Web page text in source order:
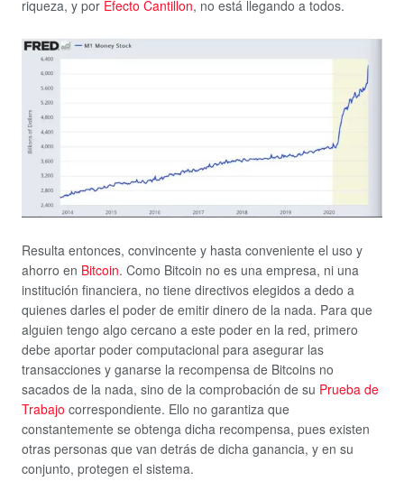
riqueza, y por Efecto Cantillon, no está llegando a todos.
Resulta entonces, convincente y hasta conveniente el uso y
ahorro en Bitcoin. Como Bitcoin no es una empresa, ni una
institución financiera, no tiene directivos elegidos a dedo a
quienes darles el poder de emitir dinero de la nada. Para que
alguien tengo algo cercano a este poder en la red, primero
debe aportar poder computacional para asegurar las
transacciones y ganarse la recompensa de Bitcoins no
sacados de la nada, sino de la comprobación de su Prueba de
Trabajo correspondiente. Ello no garantiza que
constantemente se obtenga dicha recompensa, pues existen
otras personas que van detrás de dicha ganancia, y en su
conjunto, protegen el sistema.